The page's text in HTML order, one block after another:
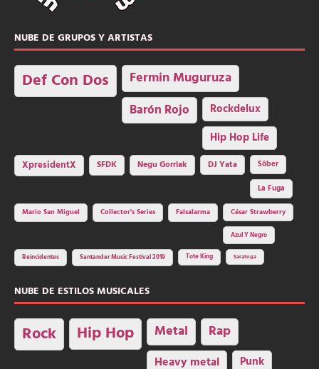
NUBE DE GRUPOS Y ARTISTAS
Def Con Dos Fermin Muguruza
Barón Rojo Rockdelux
Hip Hop Life
XpresidentX SFDK Negu Gorriak DJ Yata
Sôber
La Fuga
Mario San Miguel
Collector's Series Falsalarma César Strawberry
Azul Y Negro
Reincidentes Santander Music Festival 2019 Tote King Saratoga
NUBE DE ESTILOS MUSICALES
Rock Hip Hop Metal Rap
Heavy metal Punk